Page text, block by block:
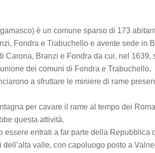
è un comune sparso di 173
Fondra e Trabuchello e avente sede
Branzi e Fondra da cui, nel
dei comuni di Fondra e Trabuchello.
a sfruttare le miniere di rame
per cavare il rame al tempo dei
questa attività.
entrati a far parte della
valle, con capoluogo posto a